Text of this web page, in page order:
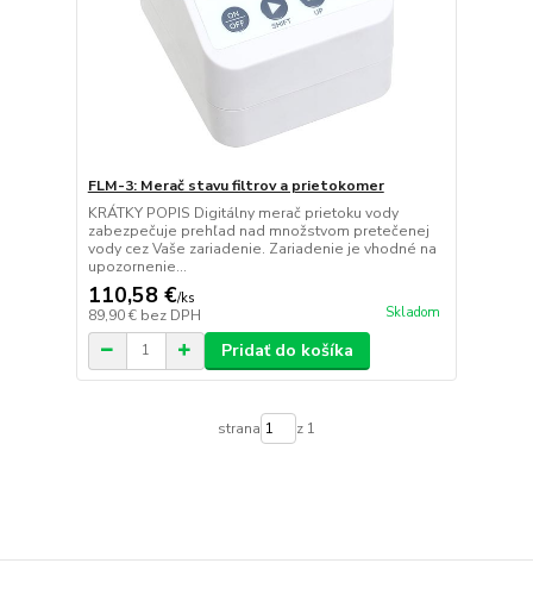
FLM-3: Merač stavu filtrov a prietokomer
KRÁTKY POPIS Digitálny merač prietoku vody
zabezpečuje prehľad nad množstvom pretečenej
vody cez Vaše zariadenie. Zariadenie je vhodné na
upozornenie...
110,58 €/ks
89,90 € bez DPH Skladom
Pridať do košíka
strana z 1